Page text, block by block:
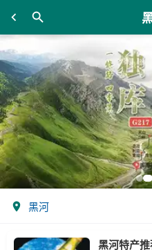
黑河
黑河特产